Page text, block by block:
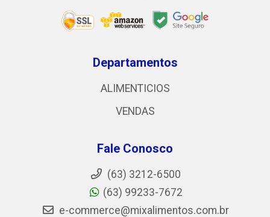
Departamentos
ALIMENTICIOS
VENDAS
Fale Conosco
(63) 3212-6500
(63) 99233-7672
e-commerce@mixalimentos.com.br